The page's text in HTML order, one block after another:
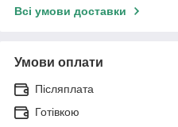
Всі умови доставки
Умови оплати
Післяплата
Готівкою